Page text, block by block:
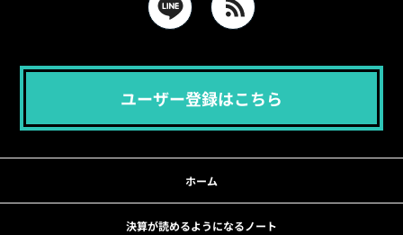
ユーザー登録はこちら
ホーム
決算が読めるようになるノート